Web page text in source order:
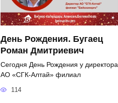
День Рождения. Бугаец
Роман Дмитриевич
Сегодня День Рождения у директора
АО «СГК-Алтай» филиал
114